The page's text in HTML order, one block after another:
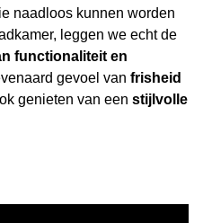
naadloos kunnen worden
leggen we echt de
functionaliteit en
gevoel van frisheid
genieten van een stijlvolle